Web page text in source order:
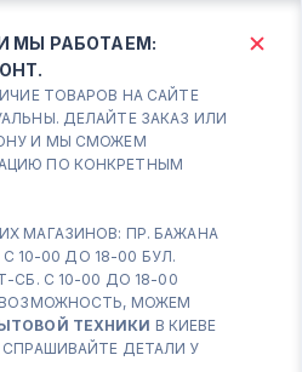
МЫ РАБОТАЕМ:
ТОВАРОВ НА САЙТЕ
ДЕЛАЙТЕ ЗАКАЗ ИЛИ
И МЫ СМОЖЕМ
ПО КОНКРЕТНЫМ
МАГАЗИНОВ: ПР. БАЖАНА
10-00 ДО 18-00 БУЛ.
СБ. С 10-00 ДО 18-00
ВОЗМОЖНОСТЬ, МОЖЕМ
ТЕХНИКИ В КИЕВЕ
ДЕТАЛИ У
район - ВТ-
до 18-00
42
14